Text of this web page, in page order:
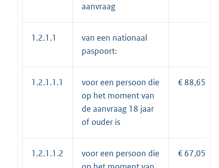
aanvraag
1.2.1.1
van een nationaal
paspoort:
1.2.1.1.1
voor een persoon die
op het moment van
de aanvraag 18 jaar
of ouder is
€ 88,65
1.2.1.1.2
voor een persoon die
€ 67,05